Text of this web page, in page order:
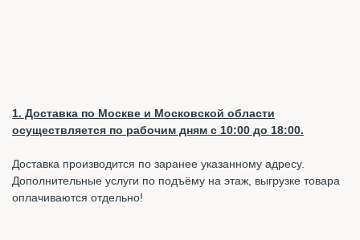
1. Доставка по Москве и Московской области
осуществляется по рабочим дням с 10:00 до 18:00.
Доставка производится по заранее указанному адресу.
Дополнительные услуги по подъёму на этаж, выгрузке товара
оплачиваются отдельно!